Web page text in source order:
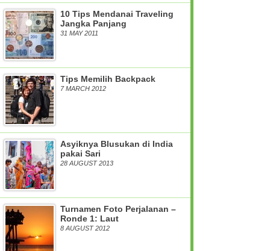
10 Tips Mendanai Traveling
Jangka Panjang
31 MAY 2011
Tips Memilih Backpack
7 MARCH 2012
Asyiknya Blusukan di India
pakai Sari
28 AUGUST 2013
Turnamen Foto Perjalanan –
Ronde 1: Laut
8 AUGUST 2012